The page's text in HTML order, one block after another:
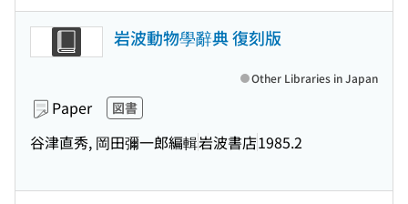
岩波動物學辭典 復刻版
Paper 図書
谷津直秀, 岡田彌一郎編輯岩波書店1985.2
Other Libraries in Japan